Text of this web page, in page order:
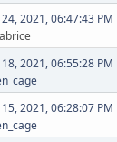
2021, 06:47:43 PM
2021, 06:55:28 PM
2021, 06:28:07 PM